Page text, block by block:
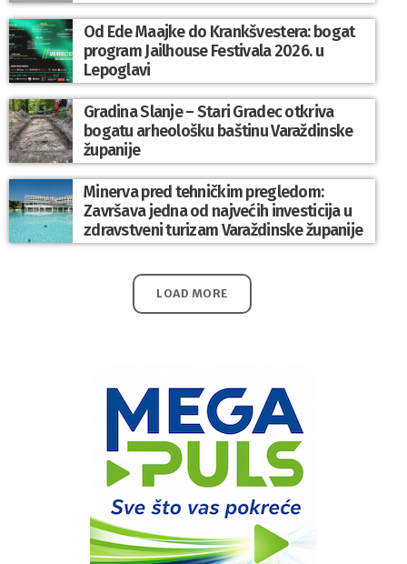
Od Ede Maajke do Krankšvestera: bogat
program Jailhouse Festivala 2026. u
Lepoglavi
Gradina Slanje – Stari Gradec otkriva
bogatu arheološku baštinu Varaždinske
županije
Minerva pred tehničkim pregledom:
Završava jedna od najvećih investicija u
zdravstveni turizam Varaždinske županije
LOAD MORE